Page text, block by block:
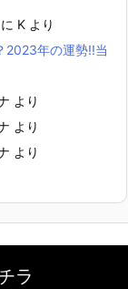
に K より
2023年の運勢!!当
より
より
より
ラ